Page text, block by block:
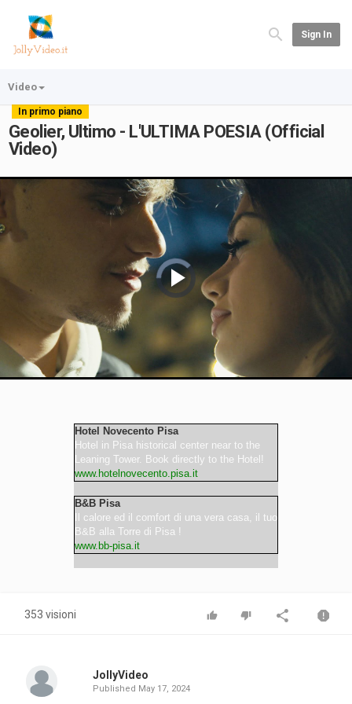
Sign In
Video
In primo piano
Geolier, Ultimo - L'ULTIMA POESIA (Official
Video)
Video
Player
loading.
Play
Video
Hotel Novecento Pisa
Hotel in Pisa historical center near to the
Leaning Tower. Book directly to the Hotel!
www.hotelnovecento.pisa.it
B&B Pisa
Il calore ed il comfort di una vera casa, il tuo
B&B alla Torre di Pisa !
www.bb-pisa.it
353 visioni
JollyVideo
Published May 17, 2024